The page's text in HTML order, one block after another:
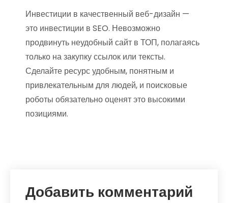
Инвестиции в качественный веб-дизайн —
это инвестиции в SEO. Невозможно
продвинуть неудобный сайт в ТОП, полагаясь
только на закупку ссылок или тексты.
Сделайте ресурс удобным, понятным и
привлекательным для людей, и поисковые
роботы обязательно оценят это высокими
позициями.
Добавить комментарий